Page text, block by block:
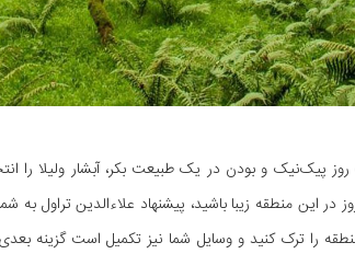
پیک‌نیک و بودن در یک طبیعت بکر، آبشار ولیلا را
در این منطقه زیبا باشید، پیشنهاد علاءالدین تراول
را ترک کنید و وسایل شما نیز تکمیل است گزینه